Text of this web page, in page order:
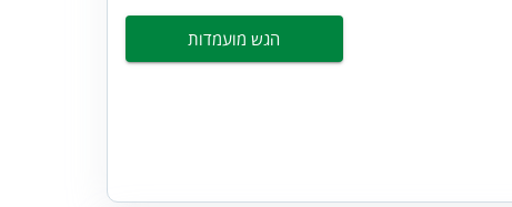
הגש מועמדות